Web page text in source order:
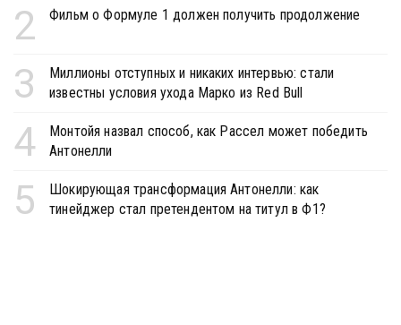
2 Фильм о Формуле 1 должен получить продолжение
3
Миллионы отступных и никаких интервью: стали
известны условия ухода Марко из Red Bull
4
Монтойя назвал способ, как Рассел может победить
Антонелли
5
Шокирующая трансформация Антонелли: как
тинейджер стал претендентом на титул в Ф1?